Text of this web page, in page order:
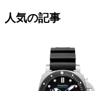
人気の記事